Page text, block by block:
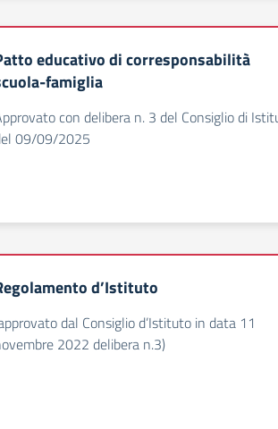
educativo di corresponsabilità
famiglia
con delibera n. 3 del Consiglio di
09/09/2025
d’Istituto
dal Consiglio d’Istituto in data 11
2022 delibera n.3)